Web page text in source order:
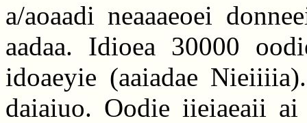
a/aoaadi neaaaeoei
aadaa. Idioea 30000
idoaeyie (aaiadae
daiaiuo. Oodie iieiaeaii